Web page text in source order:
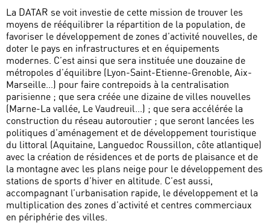
La DATAR se voit investie de cette mission de trouver les
moyens de rééquilibrer la répartition de la population, de
favoriser le développement de zones d’activité nouvelles, de
doter le pays en infrastructures et en équipements
modernes. C’est ainsi que sera instituée une douzaine de
métropoles d’équilibre (Lyon-Saint-Etienne-Grenoble, Aix-
Marseille...) pour faire contrepoids à la centralisation
parisienne ; que sera créée une dizaine de villes nouvelles
(Marne-La vallée, Le Vaudreuil...) ; que sera accélérée la
construction du réseau autoroutier ; que seront lancées les
politiques d’aménagement et de développement touristique
du littoral (Aquitaine, Languedoc Roussillon, côte atlantique)
avec la création de résidences et de ports de plaisance et de
la montagne avec les plans neige pour le développement des
stations de sports d’hiver en altitude. C’est aussi,
accompagnant l’urbanisation rapide, le développement et la
multiplication des zones d’activité et centres commerciaux
en périphérie des villes.